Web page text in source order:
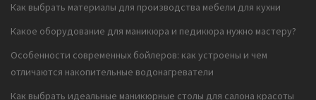
Как выбрать материалы для производства мебели для кухни
Какое оборудование для маникюра и педикюра нужно мастеру?
Особенности современных бойлеров: как устроены и чем
отличаются накопительные водонагреватели
Как выбрать идеальные маникюрные столы для салона красоты